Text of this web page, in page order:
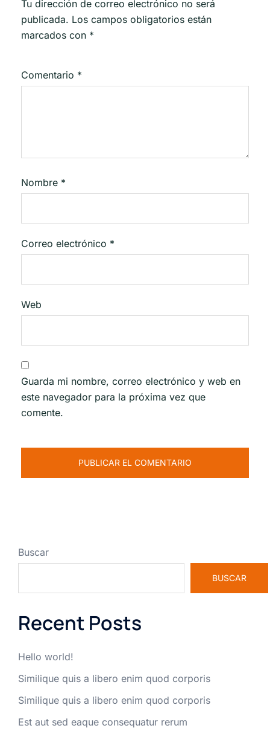
Tu dirección de correo electrónico no será
publicada. Los campos obligatorios están
marcados con *
Comentario *
Nombre *
Correo electrónico *
Web
Guarda mi nombre, correo electrónico y web en
este navegador para la próxima vez que
comente.
Buscar
BUSCAR
Recent Posts
Hello world!
Similique quis a libero enim quod corporis
Similique quis a libero enim quod corporis
Est aut sed eaque consequatur rerum